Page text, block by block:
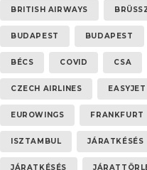
BRITISH AIRWAYS
BUDAPEST BUDAPEST
BÉCS COVID CSA
CZECH AIRLINES EASYJET
EUROWINGS FRANKFURT
ISZTAMBUL JÁRATKÉSÉS
JÁRATKÉSÉS